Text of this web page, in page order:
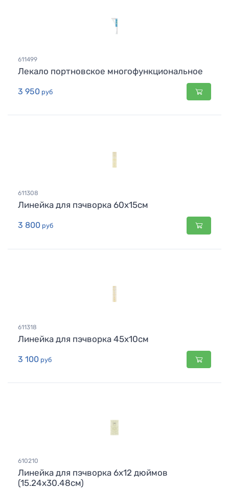
611499
Лекало портновское многофункциональное
3 950 руб
611308
Линейка для пэчворка 60х15см
3 800 руб
611318
Линейка для пэчворка 45х10см
3 100 руб
610210
Линейка для пэчворка 6х12 дюймов
(15.24х30.48см)